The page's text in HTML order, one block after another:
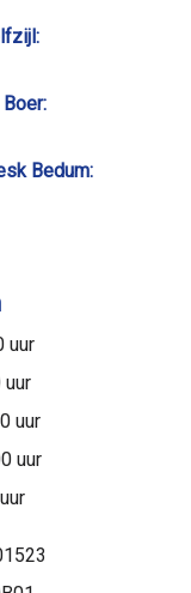
Bedum:
uur
uur
uur